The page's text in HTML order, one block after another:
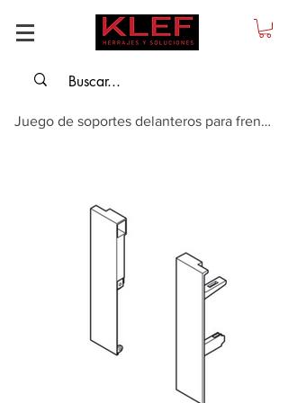
Juego de soportes delanteros para frente metálico, 128 mm Matrix Box Slim A, ...